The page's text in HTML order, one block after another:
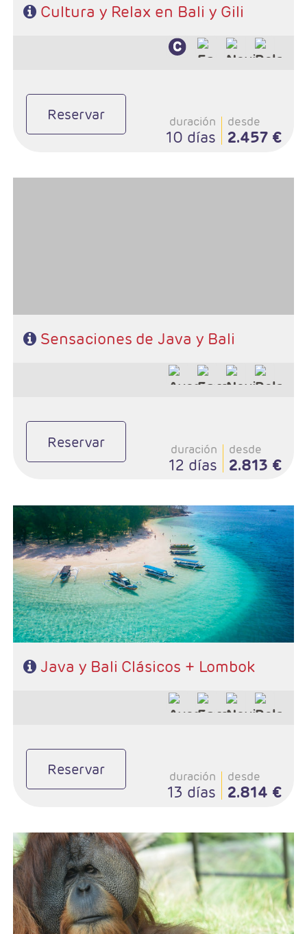
Cultura y Relax en Bali y Gili
Reservar duración
10 días
desde
2.457 €
Sensaciones de Java y Bali
Reservar duración
12 días
desde
2.813 €
- Salidas: Viernes
- Ruta: 3 noches Java / 4 noches Bali / 3 nochews Lombok
- Régimen:HD + 8 almuerzos
Java y Bali Clásicos + Lombok
Reservar duración
13 días
desde
2.814 €
- Salidas: Diarias excepto Martes
- Ruta: 2 noches Parapat, 3 noches Medan, 2 noches Jogyakarta y
2 noches Ubud (ampliables)
- Categoría hotelera: 4* en Parapat y Medan, 5* en Jogyakarta y a
lección en Ubud.
- Régimen: Pensión completa en Sumatra